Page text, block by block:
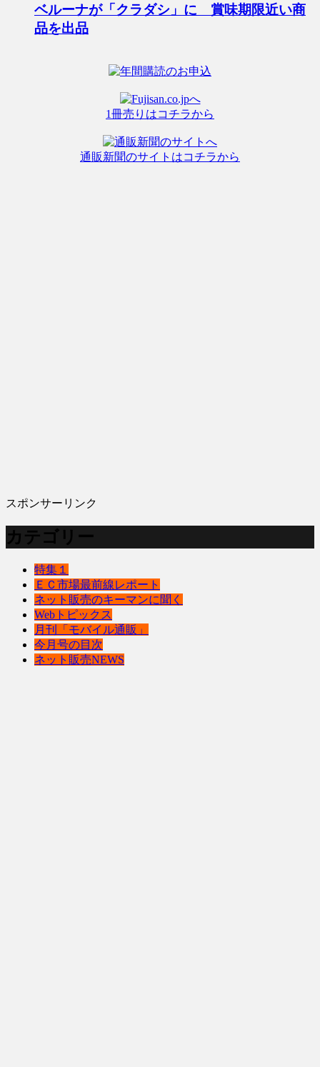
ベルーナが「クラダシ」に 賞味期限近い商
品を出品
1冊売りはコチラから
通販新聞のサイトはコチラから
スポンサーリンク
カテゴリー
特集１
ＥＣ市場最前線レポート
ネット販売のキーマンに聞く
Webトピックス
月刊「モバイル通販」
今月号の目次
ネット販売NEWS